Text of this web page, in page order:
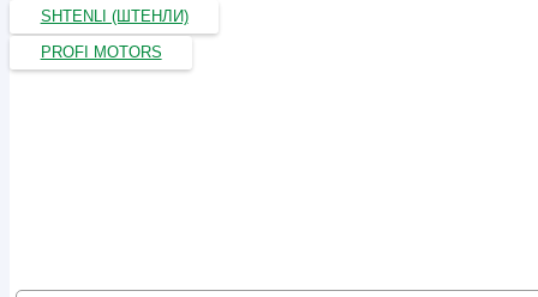
SHTENLI (ШТЕНЛИ)
PROFI MOTORS